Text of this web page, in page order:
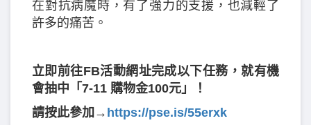
在對抗病魔時，有了強力的支援，也減輕了
許多的痛苦。
立即前往FB活動網址完成以下任務，就有機
會抽中「7-11 購物金100元」！
請按此參加→ https://pse.is/55erxk